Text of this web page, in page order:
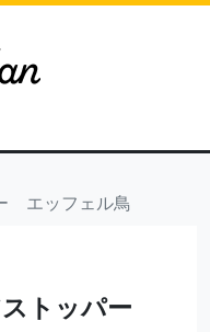
エッフェル鳥
トッパー